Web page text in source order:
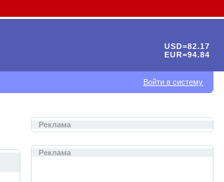
Реклама
Реклама
USD=82.17
EUR=94.84
Войти в систему